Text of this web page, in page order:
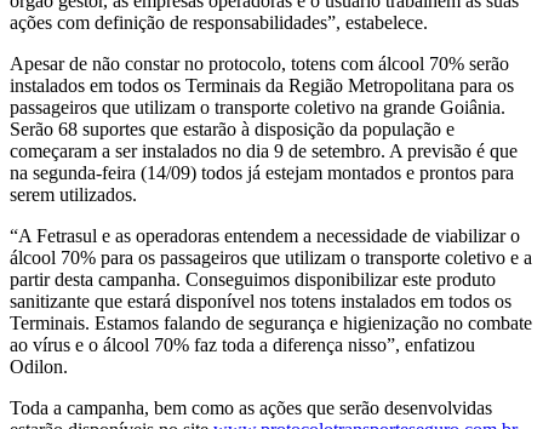
ações com definição de responsabilidades”, estabelece.
Apesar de não constar no protocolo, totens com álcool 70% serão
instalados em todos os Terminais da Região Metropolitana para os
passageiros que utilizam o transporte coletivo na grande Goiânia.
Serão 68 suportes que estarão à disposição da população e
começaram a ser instalados no dia 9 de setembro. A previsão é que
na segunda-feira (14/09) todos já estejam montados e prontos para
serem utilizados.
“A Fetrasul e as operadoras entendem a necessidade de viabilizar o
álcool 70% para os passageiros que utilizam o transporte coletivo e a
partir desta campanha. Conseguimos disponibilizar este produto
sanitizante que estará disponível nos totens instalados em todos os
Terminais. Estamos falando de segurança e higienização no combate
ao vírus e o álcool 70% faz toda a diferença nisso”, enfatizou
Odilon.
Toda a campanha, bem como as ações que serão desenvolvidas